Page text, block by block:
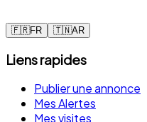
🇫🇷FR 🇹🇳AR
Liens rapides
Publier une annonce
Mes Alertes
Mes visites